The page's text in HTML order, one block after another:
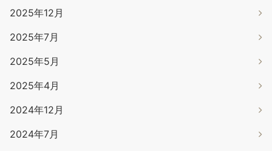
2025年12月
2025年7月
2025年5月
2025年4月
2024年12月
2024年7月